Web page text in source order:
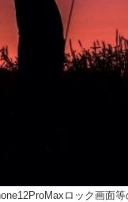
ロック画面